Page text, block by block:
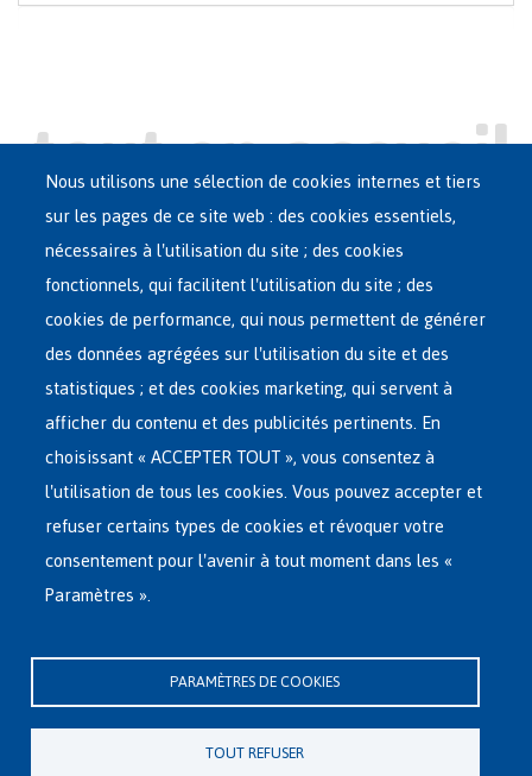
Main
French
Menu
ASILE EN BELGIQUE
RÉSEAU D'ACCUEIL
RETOUR VOLONTAIRE
INTERNATIONAL
À PROPOS DE FEDASIL
Rue des Chartreux 21 , 1000 Bruxelles
E-mail : info@fedasil.be • T : +32-(0)2-213 44 11 • F : +32-(0)2-213 44 22
Vie privée, copyright et disclaimer|Déclaration d'accessibilité
Nous utilisons une sélection de cookies internes et tiers
sur les pages de ce site web : des cookies essentiels,
nécessaires à l'utilisation du site ; des cookies
fonctionnels, qui facilitent l'utilisation du site ; des
cookies de performance, qui nous permettent de générer
des données agrégées sur l'utilisation du site et des
statistiques ; et des cookies marketing, qui servent à
afficher du contenu et des publicités pertinents. En
choisissant « ACCEPTER TOUT », vous consentez à
l'utilisation de tous les cookies. Vous pouvez accepter et
refuser certains types de cookies et révoquer votre
consentement pour l'avenir à tout moment dans les «
Paramètres ».
PARAMÈTRES DE COOKIES
TOUT REFUSER